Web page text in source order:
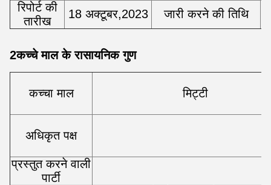
रिपोर्ट की
तारीख
18 अक्टूबर,2023 जारी करने की तिथि
2कच्चे माल के रासायनिक गुण
कच्चा माल मिट्टी
अधिकृत पक्ष
प्रस्तुत करने वाली
पार्टी